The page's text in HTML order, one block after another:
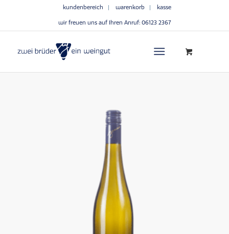
kundenbereich warenkorb kasse
wir freuen uns auf Ihren Anruf: 06123 2367